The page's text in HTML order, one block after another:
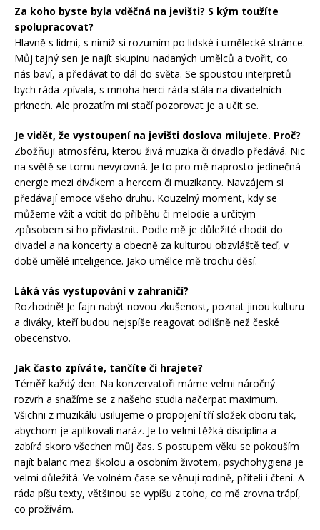
Za koho byste byla vděčná na jevišti? S kým toužíte
spolupracovat?
Hlavně s lidmi, s nimiž si rozumím po lidské i umělecké stránce.
Můj tajný sen je najít skupinu nadaných umělců a tvořit, co
nás baví, a předávat to dál do světa. Se spoustou interpretů
bych ráda zpívala, s mnoha herci ráda stála na divadelních
prknech. Ale prozatím mi stačí pozorovat je a učit se.
Je vidět, že vystoupení na jevišti doslova milujete. Proč?
Zbožňuji atmosféru, kterou živá muzika či divadlo předává. Nic
na světě se tomu nevyrovná. Je to pro mě naprosto jedinečná
energie mezi divákem a hercem či muzikanty. Navzájem si
předávají emoce všeho druhu. Kouzelný moment, kdy se
můžeme vžít a vcítit do příběhu či melodie a určitým
způsobem si ho přivlastnit. Podle mě je důležité chodit do
divadel a na koncerty a obecně za kulturou obzvláště teď, v
době umělé inteligence. Jako umělce mě trochu děsí.
Láká vás vystupování v zahraničí?
Rozhodně! Je fajn nabýt novou zkušenost, poznat jinou kulturu
a diváky, kteří budou nejspíše reagovat odlišně než české
obecenstvo.
Jak často zpíváte, tančíte či hrajete?
Téměř každý den. Na konzervatoři máme velmi náročný
rozvrh a snažíme se z našeho studia načerpat maximum.
Všichni z muzikálu usilujeme o propojení tří složek oboru tak,
abychom je aplikovali naráz. Je to velmi těžká disciplína a
zabírá skoro všechen můj čas. S postupem věku se pokouším
najít balanc mezi školou a osobním životem, psychohygiena je
velmi důležitá. Ve volném čase se věnuji rodině, příteli i čtení. A
ráda píšu texty, většinou se vypíšu z toho, co mě zrovna trápí,
co prožívám.